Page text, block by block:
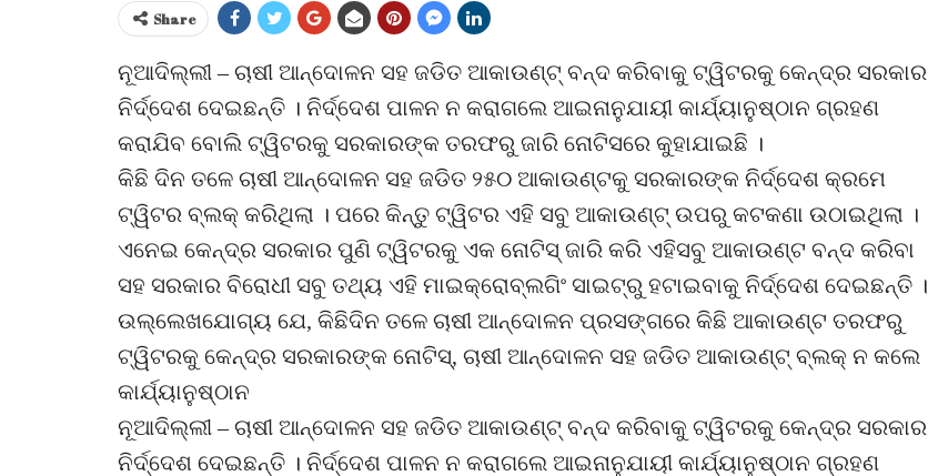
Share
ନୂଆଦିଲ୍ଲୀ – ଚାଷୀ ଆନ୍ଦୋଳନ ସହ ଜଡିତ ଆକାଉଣ୍ଟ୍ ବନ୍ଦ କରିବାକୁ ଟ୍ୱିଟରକୁ କେନ୍ଦ୍ର ସରକାର
ନିର୍ଦ୍ଦେଶ ଦେଇଛନ୍ତି । ନିର୍ଦ୍ଦେଶ ପାଳନ ନ କରାଗଲେ ଆଇନାନୁଯାୟୀ କାର୍ଯ୍ୟାନୁଷ୍ଠାନ ଗ୍ରହଣ
କରାଯିବ ବୋଲି ଟ୍ୱିଟରକୁ ସରକାରଙ୍କ ତରଫରୁ ଜାରି ନୋଟିସରେ କୁହାଯାଇଛି ।
କିଛି ଦିନ ତଳେ ଚାଷୀ ଆନ୍ଦୋଳନ ସହ ଜଡିତ ୨୫୦ ଆକାଉଣ୍ଟକୁ ସରକାରଙ୍କ ନିର୍ଦ୍ଦେଶ କ୍ରମେ
ଟ୍ୱିଟର ବ୍ଲକ୍ କରିଥିଲା । ପରେ କିନ୍ତୁ ଟ୍ୱିଟର ଏହି ସବୁ ଆକାଉଣ୍ଟ୍ ଉପରୁ କଟକଣା ଉଠାଇଥିଲା ।
ଏନେଇ କେନ୍ଦ୍ର ସରକାର ପୁଣି ଟ୍ୱିଟରକୁ ଏକ ନୋଟିସ୍ ଜାରି କରି ଏହିସବୁ ଆକାଉଣ୍ଟ ବନ୍ଦ କରିବା
ସହ ସରକାର ବିରୋଧୀ ସବୁ ତଥ୍ୟ ଏହି ମାଇକ୍ରୋବ୍ଲଗିଂ ସାଇଟ୍‌ରୁ ହଟାଇବାକୁ ନିର୍ଦ୍ଦେଶ ଦେଇଛନ୍ତି ।
ଉଲ୍ଲେଖଯୋଗ୍ୟ ଯେ, କିଛିଦିନ ତଳେ ଚାଷୀ ଆନ୍ଦୋଳନ ପ୍ରସଙ୍ଗରେ କିଛି ଆକାଉଣ୍ଟ ତରଫରୁ
ଟ୍ୱିଟରକୁ କେନ୍ଦ୍ର ସରକାରଙ୍କ ନୋଟିସ୍‌, ଚାଷୀ ଆନ୍ଦୋଳନ ସହ ଜଡିତ ଆକାଉଣ୍ଟ୍ ବ୍ଲକ୍ ନ କଲେ
କାର୍ଯ୍ୟାନୁଷ୍ଠାନ
ନୂଆଦିଲ୍ଲୀ – ଚାଷୀ ଆନ୍ଦୋଳନ ସହ ଜଡିତ ଆକାଉଣ୍ଟ୍ ବନ୍ଦ କରିବାକୁ ଟ୍ୱିଟରକୁ କେନ୍ଦ୍ର ସରକାର
ନିର୍ଦ୍ଦେଶ ଦେଇଛନ୍ତି । ନିର୍ଦ୍ଦେଶ ପାଳନ ନ କରାଗଲେ ଆଇନାନୁଯାୟୀ କାର୍ଯ୍ୟାନୁଷ୍ଠାନ ଗ୍ରହଣ